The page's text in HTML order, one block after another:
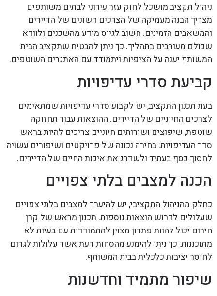
ניהול תקציב מושכל לחוק עזר עירוני לבתים משותפים
מצריך הבנה מעמיקה של הצרכים השונים של הדיירים
והמשאבים הזמינים. חשוב לגייס מידע מהשכנים ולוודא
שכולם מעורבים בתהליך. כך ניתן להבטיח שתקציב הבית
המשותף יענה על הציפיות ויתמודד עם האתגרים השוטפים.
קביעת סדרי עדיפויות
בעת תכנון התקציב, יש לקבוע סדרי עדיפויות שמתאימים
לצרכים החיוניים של הדיירים. ההוצאות עבור תחזוקה
שוטפת, שיפוצים ושירותים חיוניים צריכים להיות בראש
סדר העדיפויות. בחירה נכונה של פרויקטים ושיפורים עשויה
לחסוך כסף בעתיד ולשדרג את איכות החיים של הדיירים.
הכנה למצבים בלתי צפויים
כחלק מהניהול התקציבי, יש להיערך למצבים בלתי צפויים
שעלולים לדרוש הוצאות נוספות. תכנון מראש של קרן
חירום יכול להוות פתרון מצוין להתמודדות עם בעיות לא
מתוכננות. כך ניתן להימנע מהסחות דעת אשר עלולות לגרום
לחוסר יציבות כלכלית בבית המשותף.
שיפור מתמיד וחדשנות